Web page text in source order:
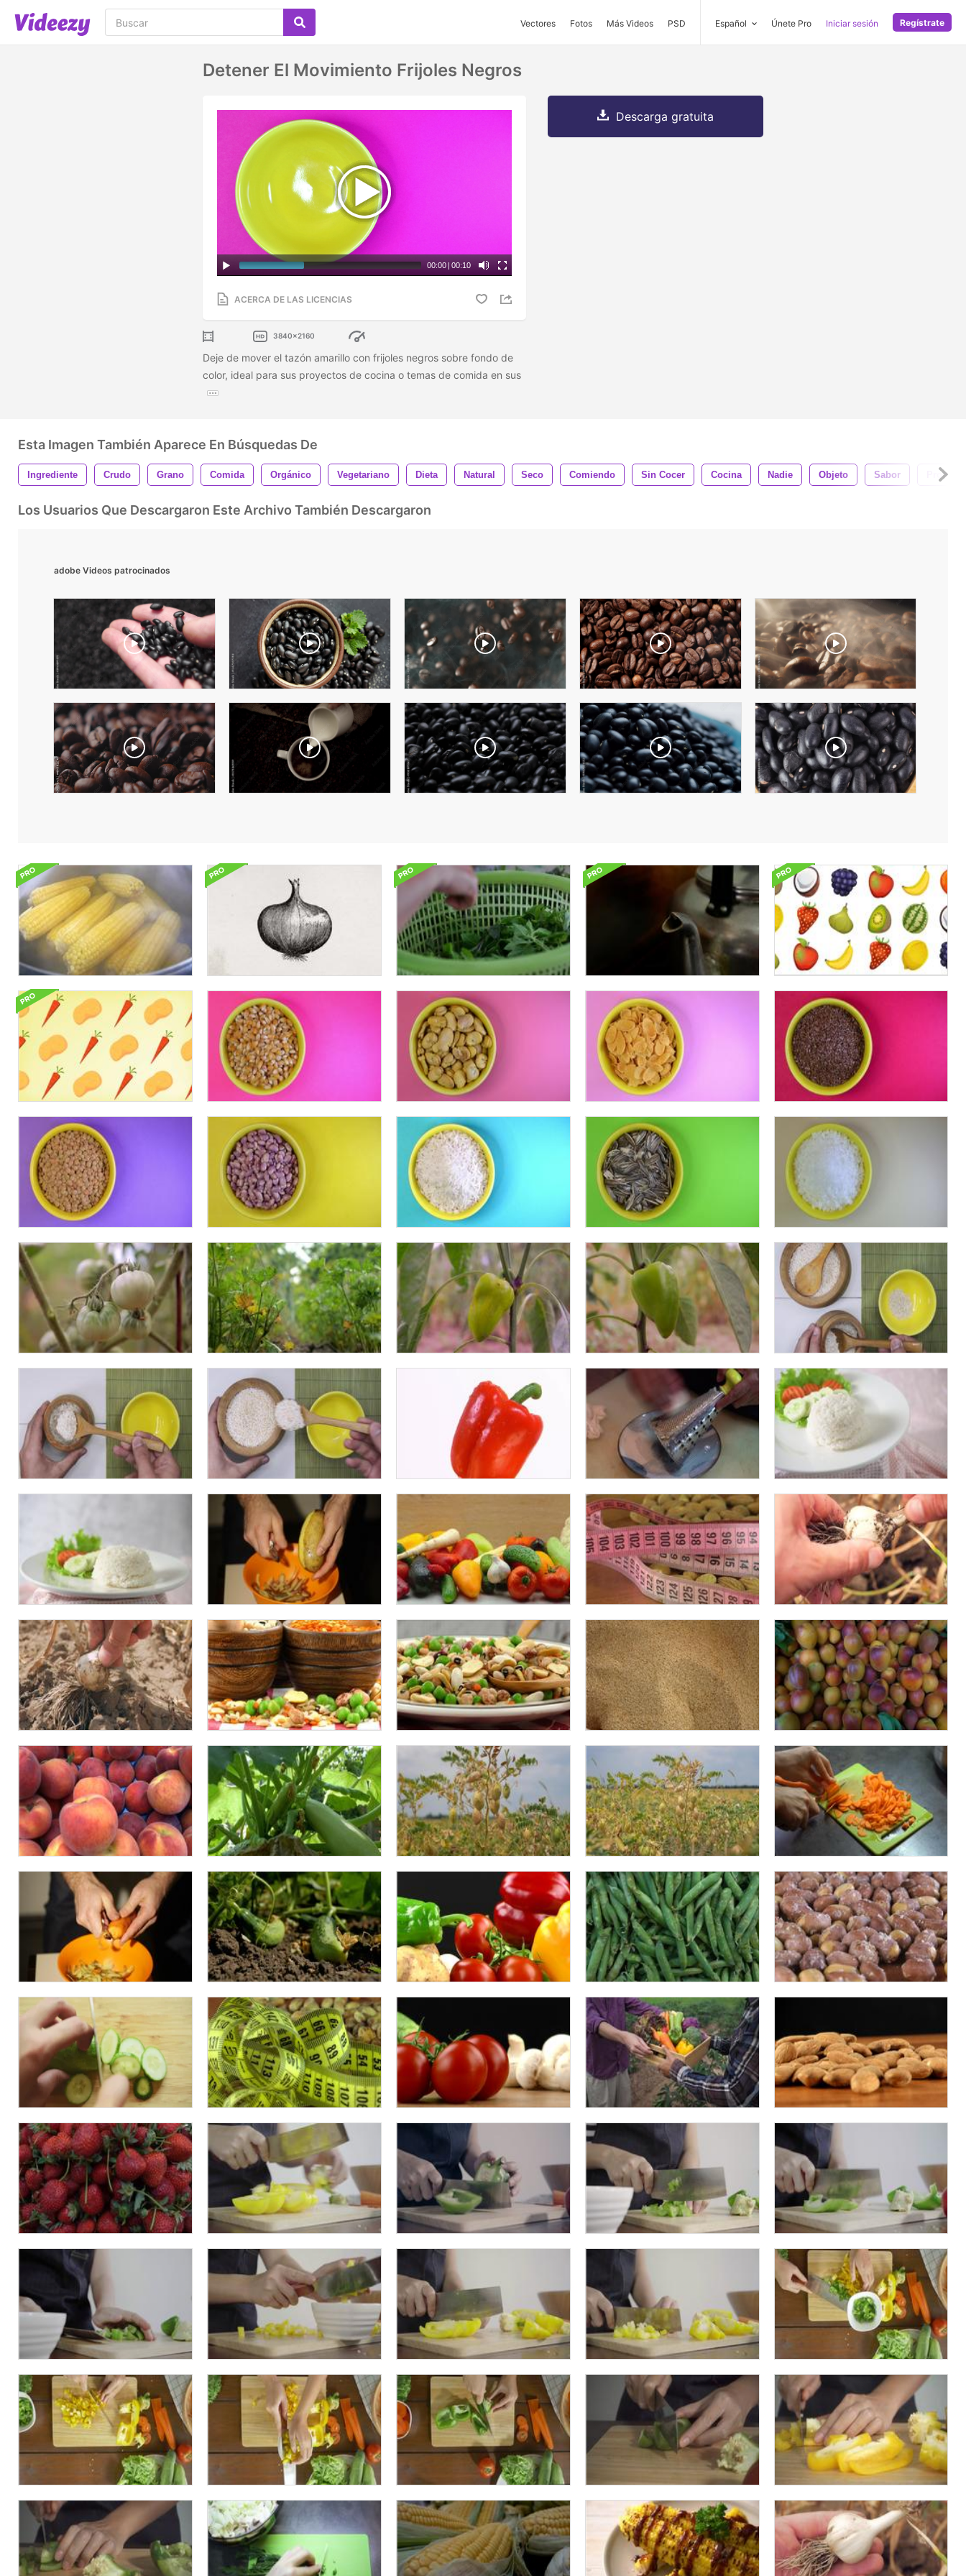
Vectores Fotos Más Videos PSD Español Únete Pro Iniciar sesión Regístrate
Detener El Movimiento Frijoles Negros
00:00 | 00:10
ACERCA DE LAS LICENCIAS
3840x2160
Deje de mover el tazón amarillo con frijoles negros sobre fondo de
color, ideal para sus proyectos de cocina o temas de comida en sus
Descarga gratuita
Esta Imagen También Aparece En Búsquedas De
Ingrediente Crudo Grano Comida Orgánico Vegetariano Dieta Natural Seco Comiendo Sin Cocer Cocina Nadie Objeto Sabor Produce
Los Usuarios Que Descargaron Este Archivo También Descargaron
adobe Videos patrocinados